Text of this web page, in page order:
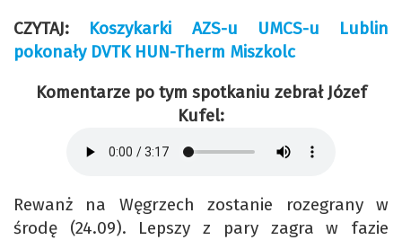
CZYTAJ: Koszykarki AZS-u UMCS-u Lublin
pokonały DVTK HUN-Therm Miszkolc
Komentarze po tym spotkaniu zebrał Józef
Kufel:
Rewanż na Węgrzech zostanie rozegrany w
środę (24.09). Lepszy z pary zagra w fazie